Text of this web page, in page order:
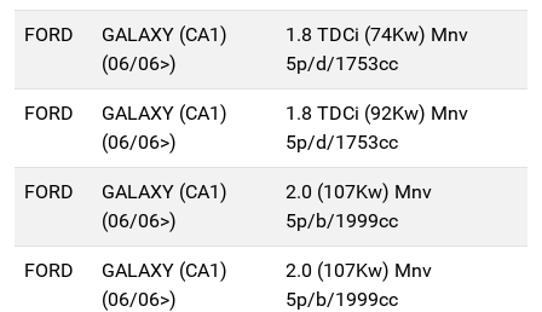
FORD
GALAXY (CA1)
(06/06>)
1.8 TDCi (74Kw) Mnv
5p/d/1753cc
FORD
GALAXY (CA1)
(06/06>)
1.8 TDCi (92Kw) Mnv
5p/d/1753cc
FORD
GALAXY (CA1)
(06/06>)
2.0 (107Kw) Mnv
5p/b/1999cc
FORD
GALAXY (CA1)
(06/06>)
2.0 (107Kw) Mnv
5p/b/1999cc